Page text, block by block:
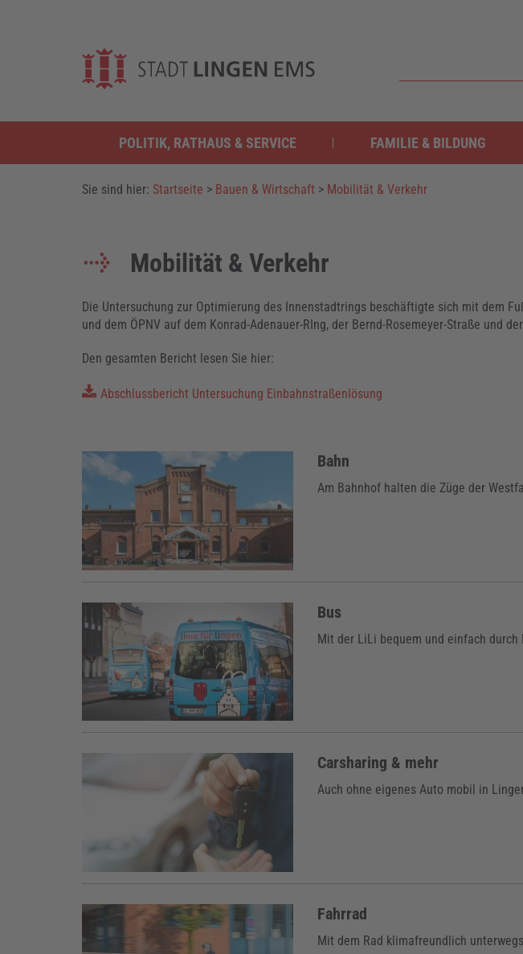
POLITIK, RATHAUS & SERVICE FAMILIE & BILDUNG
Sie sind hier: Startseite > Bauen & Wirtschaft > Mobilität & Verkehr
Mobilität & Verkehr
Die Untersuchung zur Optimierung des Innenstadtrings beschäftigte sich mit dem
und dem ÖPNV auf dem Konrad-Adenauer-RIng, der Bernd-Rosemeyer-Straße und
Den gesamten Bericht lesen Sie hier:
Abschlussbericht Untersuchung Einbahnstraßenlösung
Bahn
Am Bahnhof halten die Züge der
Bus
Mit der LiLi bequem und einfach durch
Carsharing & mehr
Auch ohne eigenes Auto mobil in
Fahrrad
Mit dem Rad klimafreundlich unterwegs